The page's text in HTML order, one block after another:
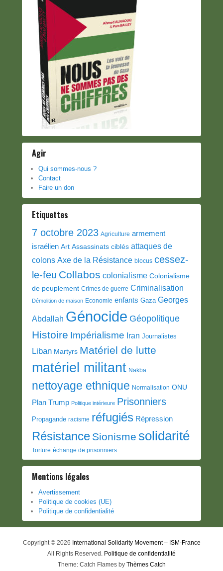
Agir
Qui sommes-nous ?
Contact
Faire un don
Etiquettes
7 octobre 2023 Agriculture armement
israélien Art Assassinats ciblés attaques de
colons Axe de la Résistance blocus cessez-
le-feu Collabos colonialisme Colonialisme
de peuplement Crimes de guerre Criminalisation
Démolition de maison Economie enfants Gaza Georges
Abdallah Génocide Géopolitique
Histoire Impérialisme Iran Journalistes
Liban Martyrs Matériel de lutte
matériel militant Nakba
nettoyage ethnique Normalisation ONU
Plan Trump Politique intérieure Prisonniers
Propagande racisme réfugiés Répression
Résistance Sionisme solidarité
Torture échange de prisonniers
Mentions légales
Avertissement
Politique de cookies (UE)
Politique de confidentialité
Copyright © 2026 International Solidarity Movement – ISM-France
All Rights Reserved. Politique de confidentialité
Theme: Catch Flames by Thèmes Catch